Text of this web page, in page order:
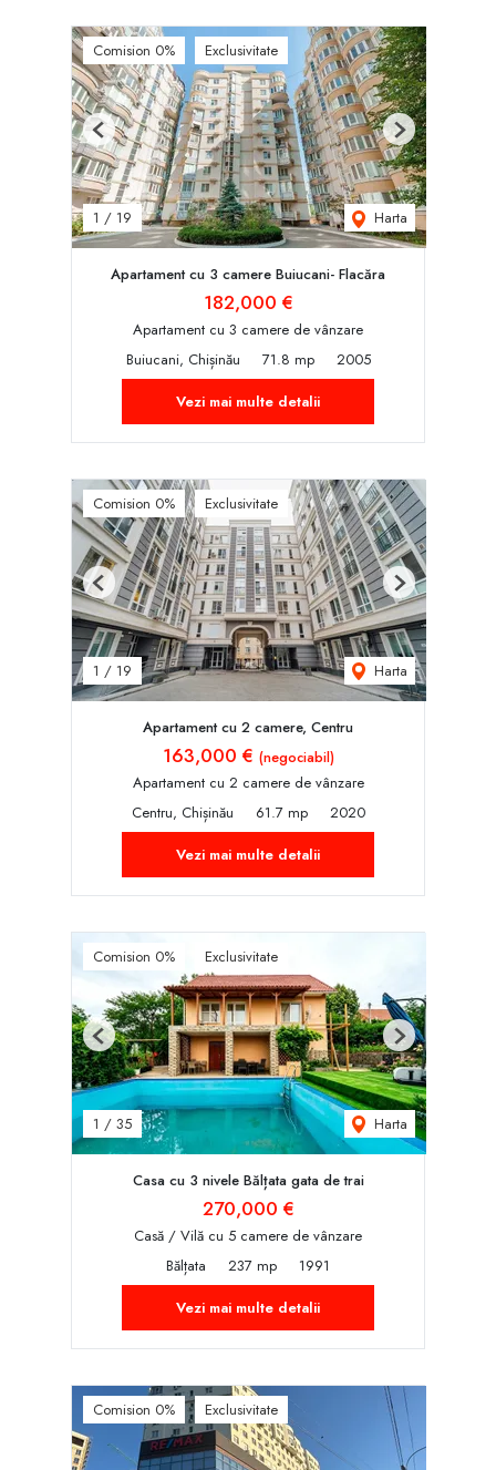
Comision 0% Exclusivitate
1 / 19 Harta
Previous Next
Apartament cu 3 camere Buiucani- Flacăra
182,000 €
Apartament cu 3 camere de vânzare
Buiucani, Chișinău
71.8 mp
2005
Vezi mai multe detalii
Comision 0% Exclusivitate
1 / 19 Harta
Previous Next
Apartament cu 2 camere, Centru
163,000 € (negociabil)
Apartament cu 2 camere de vânzare
Centru, Chișinău
61.7 mp
2020
Vezi mai multe detalii
Comision 0% Exclusivitate
1 / 35 Harta
Previous Next
Casa cu 3 nivele Bălțata gata de trai
270,000 €
Casă / Vilă cu 5 camere de vânzare
Bălțata
237 mp
1991
Vezi mai multe detalii
Comision 0% Exclusivitate